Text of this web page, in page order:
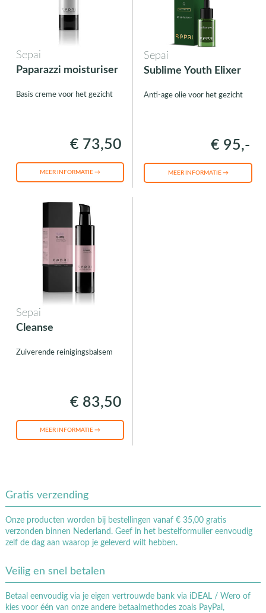
Sepai
Paparazzi moisturiser
Basis creme voor het gezicht
€ 73,50
MEER INFORMATIE →
Sepai
Sublime Youth Elixer
Anti-age olie voor het gezicht
€ 95,-
MEER INFORMATIE →
Sepai
Cleanse
Zuiverende reinigingsbalsem
€ 83,50
MEER INFORMATIE →
Gratis verzending
Onze producten worden bij bestellingen vanaf € 35,00 gratis
verzonden binnen Nederland. Geef in het bestelformulier eenvoudig
zelf de dag aan waarop je geleverd wilt hebben.
Veilig en snel betalen
Betaal eenvoudig via je eigen vertrouwde bank via iDEAL / Wero of
kies voor één van onze andere betaalmethodes zoals PayPal,